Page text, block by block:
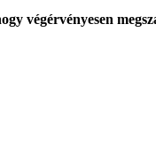
végérvényesen